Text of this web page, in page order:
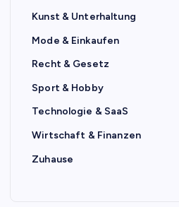
Kunst & Unterhaltung
Mode & Einkaufen
Recht & Gesetz
Sport & Hobby
Technologie & SaaS
Wirtschaft & Finanzen
Zuhause